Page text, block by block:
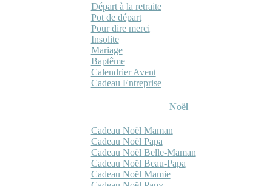
Départ à la retraite
Pot de départ
Pour dire merci
Insolite
Mariage
Baptême
Calendrier Avent
Cadeau Entreprise
Noël
Cadeau Noël Maman
Cadeau Noël Papa
Cadeau Noël Belle-Maman
Cadeau Noël Beau-Papa
Cadeau Noël Mamie